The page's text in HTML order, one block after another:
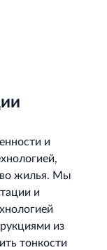
и
жилья. Мы
и
из
тонкости